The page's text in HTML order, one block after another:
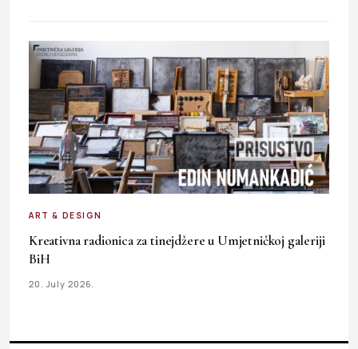
ART & DESIGN
Kreativna radionica za tinejdžere u Umjetničkoj galeriji
BiH
20. July 2026.